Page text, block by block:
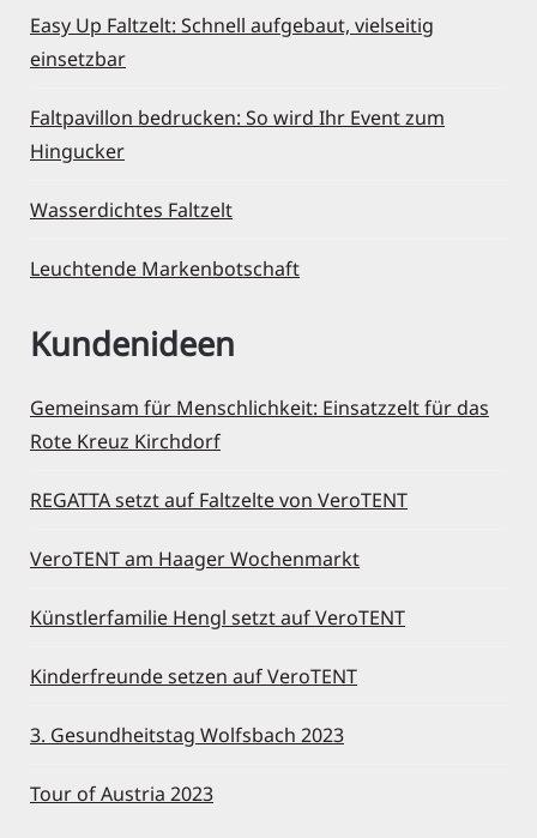
Easy Up Faltzelt: Schnell aufgebaut, vielseitig
einsetzbar
Faltpavillon bedrucken: So wird Ihr Event zum
Hingucker
Wasserdichtes Faltzelt
Leuchtende Markenbotschaft
Kundenideen
Gemeinsam für Menschlichkeit: Einsatzzelt für das
Rote Kreuz Kirchdorf
REGATTA setzt auf Faltzelte von VeroTENT
VeroTENT am Haager Wochenmarkt
Künstlerfamilie Hengl setzt auf VeroTENT
Kinderfreunde setzen auf VeroTENT
3. Gesundheitstag Wolfsbach 2023
Tour of Austria 2023